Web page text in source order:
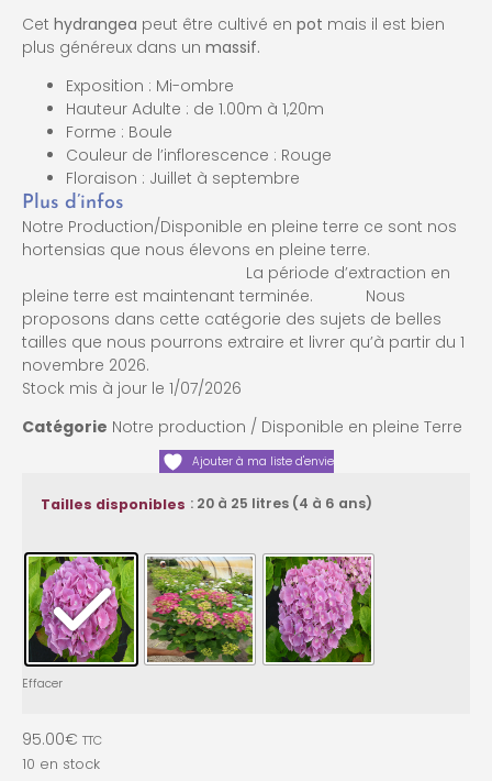
Cet hydrangea peut être cultivé en pot mais il est bien
plus généreux dans un massif.
Exposition : Mi-ombre
Hauteur Adulte : de 1.00m à 1,20m
Forme : Boule
Couleur de l’inflorescence : Rouge
Floraison : Juillet à septembre
Plus d’infos
Notre Production/Disponible en pleine terre ce sont nos
hortensias que nous élevons en pleine terre.
La période d’extraction en
pleine terre est maintenant terminée. Nous
proposons dans cette catégorie des sujets de belles
tailles que nous pourrons extraire et livrer qu’à partir du 1
novembre 2026.
Stock mis à jour le 1/07/2026
Catégorie Notre production / Disponible en pleine Terre
Ajouter à ma liste d'envie
Tailles disponibles : 20 à 25 litres (4 à 6 ans)
Effacer
95.00€ TTC
10 en stock